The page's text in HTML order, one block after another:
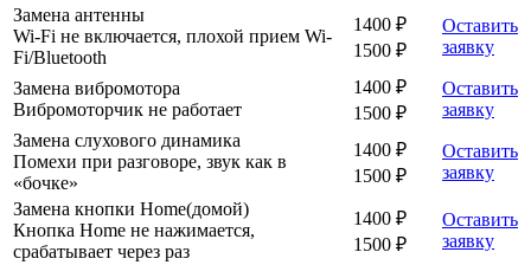
Замена антенны
Wi-Fi не включается, плохой прием Wi-
Fi/Bluetooth
1400 ₽
1500 ₽
Оставить
заявку
Замена вибромотора
Вибромоторчик не работает
1400 ₽
1500 ₽
Оставить
заявку
Замена слухового динамика
Помехи при разговоре, звук как в
«бочке»
1400 ₽
1500 ₽
Оставить
заявку
Замена кнопки Home(домой)
Кнопка Home не нажимается,
срабатывает через раз
1400 ₽
1500 ₽
Оставить
заявку